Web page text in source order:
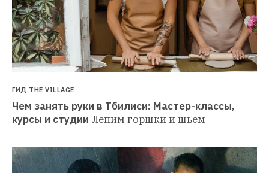
ГИД THE VILLAGE
Чем занять руки в Тбилиси: Мастер-классы,
курсы и студии Лепим горшки и шьем